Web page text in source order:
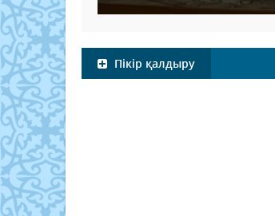
Пікір қалдыру